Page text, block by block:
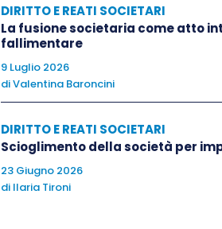
sottoprodotto, la non corretta gestione
qualificazione delle stesse come
linea con tale conclusione si presenta
rifiuti provenienti direttamente
manufatti preesistenti, la cui gestione è
legislativo 3 aprile 2006, n. 152”.
Rileviamo anche che il produttore
DIRITTO E REATI SOCIETARI
La fusione societaria come atto
fallimentare
9 Luglio 2026
diValentina Baroncini
DIRITTO E REATI SOCIETARI
Scioglimento della società per
23 Giugno 2026
di Ilaria Tironi